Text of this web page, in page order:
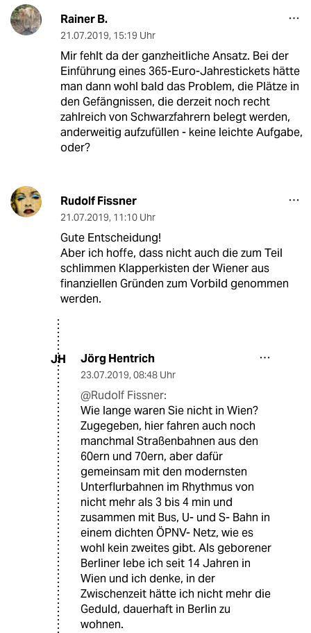
Rainer B.
21.07.2019, 15:19 Uhr
Mir fehlt da der ganzheitliche Ansatz. Bei der
Einführung eines 365-Euro-Jahrestickets hätte
man dann wohl bald das Problem, die Plätze in
den Gefängnissen, die derzeit noch recht
zahlreich von Schwarzfahrern belegt werden,
anderweitig aufzufüllen - keine leichte Aufgabe,
oder?
Rudolf Fissner
21.07.2019, 11:10 Uhr
Gute Entscheidung!
Aber ich hoffe, dass nicht auch die zum Teil
schlimmen Klapperkisten der Wiener aus
finanziellen Gründen zum Vorbild genommen
werden.
JH Jörg Hentrich
23.07.2019, 08:48 Uhr
@Rudolf Fissner:
Wie lange waren Sie nicht in Wien?
Zugegeben, hier fahren auch noch
manchmal Straßenbahnen aus den
60ern und 70ern, aber dafür
gemeinsam mit den modernsten
Unterflurbahnen im Rhythmus von
nicht mehr als 3 bis 4 min und
zusammen mit Bus, U- und S- Bahn in
einem dichten ÖPNV- Netz, wie es
wohl kein zweites gibt. Als geborener
Berliner lebe ich seit 14 Jahren in
Wien und ich denke, in der
Zwischenzeit hätte ich nicht mehr die
Geduld, dauerhaft in Berlin zu
wohnen.